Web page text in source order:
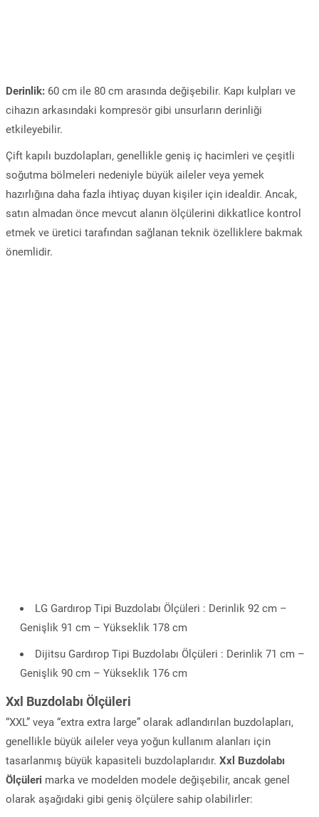
Derinlik: 60 cm ile 80 cm arasında değişebilir. Kapı kulpları ve
cihazın arkasındaki kompresör gibi unsurların derinliği
etkileyebilir.
Çift kapılı buzdolapları, genellikle geniş iç hacimleri ve çeşitli
soğutma bölmeleri nedeniyle büyük aileler veya yemek
hazırlığına daha fazla ihtiyaç duyan kişiler için idealdir. Ancak,
satın almadan önce mevcut alanın ölçülerini dikkatlice kontrol
etmek ve üretici tarafından sağlanan teknik özelliklere bakmak
önemlidir.
LG Gardırop Tipi Buzdolabı Ölçüleri : Derinlik 92 cm –
Genişlik 91 cm – Yükseklik 178 cm
Dijitsu Gardırop Tipi Buzdolabı Ölçüleri : Derinlik 71 cm –
Genişlik 90 cm – Yükseklik 176 cm
Xxl Buzdolabı Ölçüleri
“XXL” veya “extra extra large” olarak adlandırılan buzdolapları,
genellikle büyük aileler veya yoğun kullanım alanları için
tasarlanmış büyük kapasiteli buzdolaplarıdır. Xxl Buzdolabı
Ölçüleri marka ve modelden modele değişebilir, ancak genel
olarak aşağıdaki gibi geniş ölçülere sahip olabilirler: